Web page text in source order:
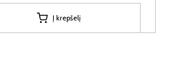
Į krepšelį